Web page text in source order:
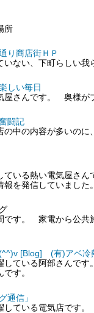
所
り商店街ＨＰ
いない、下町らしい我
しい毎日
屋さんです。 奥様が
闘記
の中の内容が多いのに
ている熱い電気屋さん
を発信していました。
です。 家電から公共
[Blog] (有)アベ冷
している阿部さんで
す。
通信」
している電気店です。